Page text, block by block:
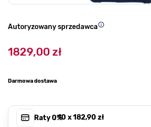
Autoryzowany sprzedawca
1829,00 zł
Darmowa dostawa
Raty 0%, 10 x182,90 zł